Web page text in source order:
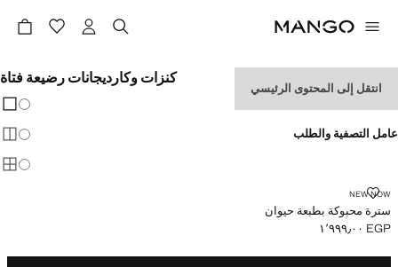
انتقل إلى المحتوى الرئيسي
كنزات وكارديجانات رضيعة فتاة
عامل التصفية والطلب
NEW NOW
سترة محبوكة بطبعة حيوان
سترة محبوكة بطبعة حيوان
السعر الحالي [EGP ١٬٩٩٩٫٠٠ ]
EGP ١٬٩٩٩٫٠٠